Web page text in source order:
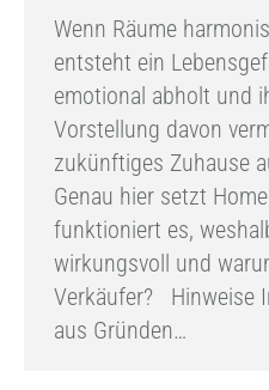
Wenn Räume
entsteht ein
emotional abholt und
Vorstellung davon
zukünftiges Zuhause
Genau hier setzt
funktioniert es,
wirkungsvoll und
Verkäufer? Hinweise
aus Gründen…